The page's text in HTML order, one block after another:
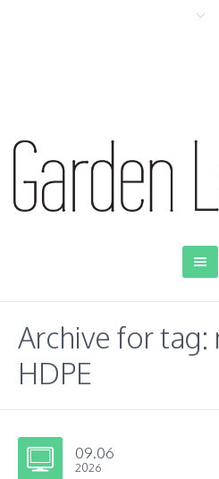
Archive for tag:
HDPE
09.06
2026